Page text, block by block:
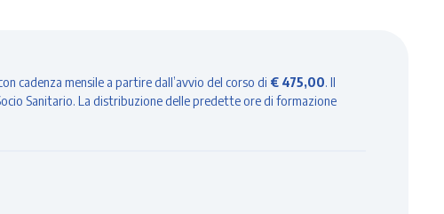
cadenza mensile a partire dall’avvio del corso di € 475,00. Il
Sanitario. La distribuzione delle predette ore di formazione